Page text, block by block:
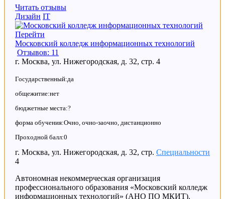
Читать отзывы
Дизайн IT
Перейти
Московский колледж информационных технологий
Отзывов: 11
г. Москва, ул. Нижегородская, д. 32, стр. 4
Государственный:да
общежитие:нет
бюджетные места:?
форма обучения:Очно, очно-заочно, дистанционно
Проходной балл:0
Специальности
г. Москва, ул. Нижегородская, д. 32, стр.
4
Автономная некоммерческая организация
профессионального образования «Московский колледж
информационных технологий» (АНО ПО МКИТ).